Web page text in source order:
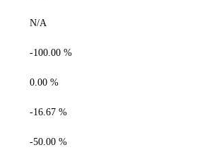
N/A
-100.00 %
0.00 %
-16.67 %
-50.00 %